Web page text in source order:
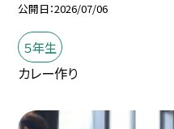
公開日 2026/07/06
５年生
カレー作り